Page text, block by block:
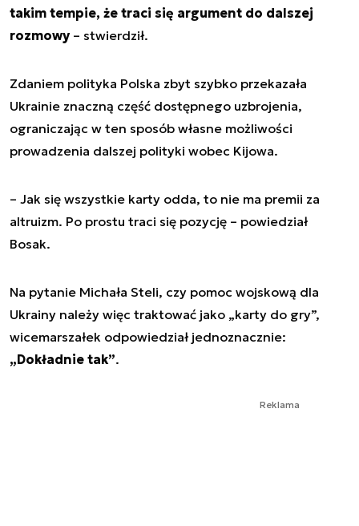
takim tempie, że traci się argument do dalszej
rozmowy– stwierdził.
Zdaniem polityka Polska zbyt szybko przekazała
Ukrainie znaczną część dostępnego uzbrojenia,
ograniczając w ten sposób własne możliwości
prowadzenia dalszej polityki wobec Kijowa.
– Jak się wszystkie karty odda, to nie ma premii za
altruizm. Po prostu traci się pozycję – powiedział
Bosak.
Na pytanie Michała Steli, czy pomoc wojskową dla
Ukrainy należy więc traktować jako „karty do gry”,
wicemarszałek odpowiedział jednoznacznie:
„Dokładnie tak”.
Reklama